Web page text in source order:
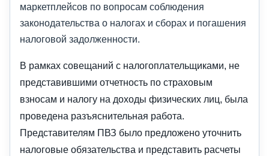
маркетплейсов по вопросам соблюдения
законодательства о налогах и сборах и погашения
налоговой задолженности.
В рамках совещаний с налогоплательщиками, не
представившими отчетность по страховым
взносам и налогу на доходы физических лиц, была
проведена разъяснительная работа.
Представителям ПВЗ было предложено уточнить
налоговые обязательства и представить расчеты